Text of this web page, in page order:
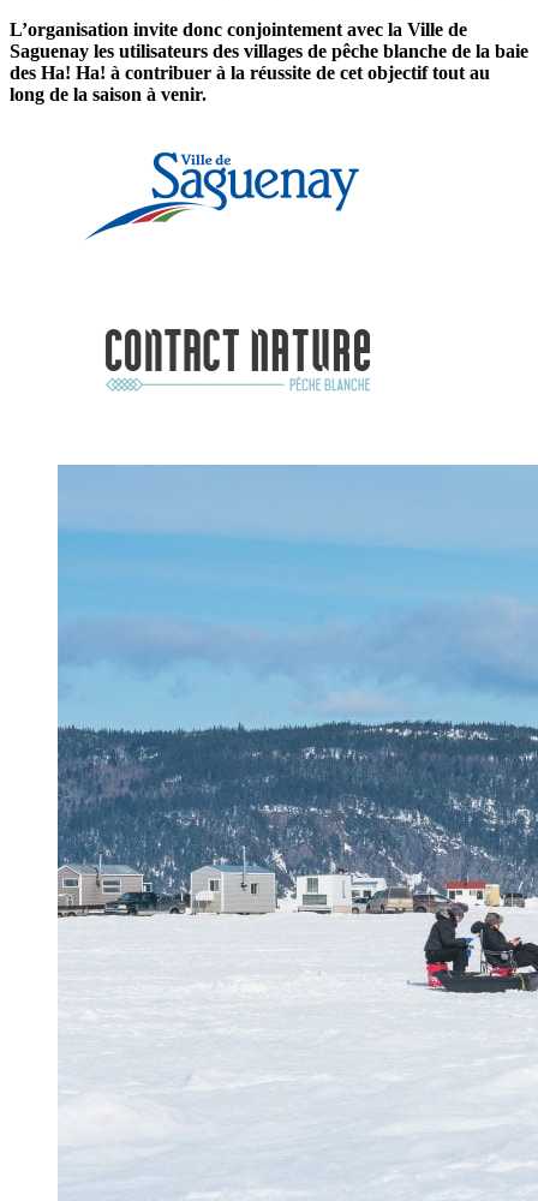
L’organisation invite donc conjointement avec la Ville de
Saguenay les utilisateurs des villages de pêche blanche de la baie
des Ha! Ha! à contribuer à la réussite de cet objectif tout au
long de la saison à venir.